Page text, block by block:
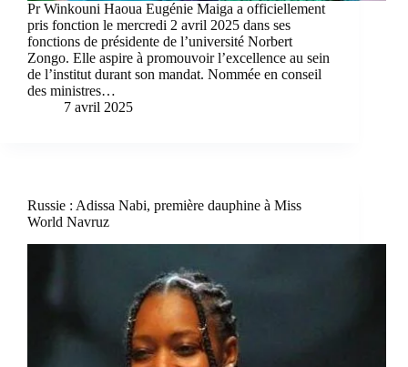
Pr Winkouni Haoua Eugénie Maiga a officiellement
pris fonction le mercredi 2 avril 2025 dans ses
fonctions de présidente de l’université Norbert
Zongo. Elle aspire à promouvoir l’excellence au sein
de l’institut durant son mandat. Nommée en conseil
des ministres…
7 avril 2025
Russie : Adissa Nabi, première dauphine à Miss
World Navruz